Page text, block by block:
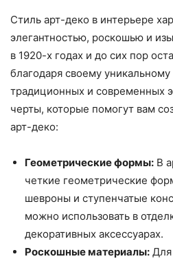
Стиль арт-деко в интерьере
элегантностью, роскошью и
в 1920-х годах и до сих пор
благодаря своему
традиционных и современных
черты, которые помогут вам
арт-деко:
Геометрические формы: В
четкие геометрические
шевроны и ступенчатые
можно использовать в
декоративных аксессуарах.
Роскошные материалы: Для